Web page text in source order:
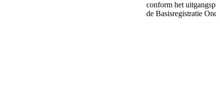
conform het
de Basisregistratie